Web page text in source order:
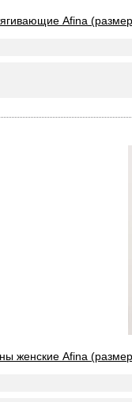
Afina
женские Afina